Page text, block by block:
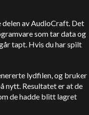
delen av AudioCraft. Det
som tar data og
tapt. Hvis du har spilt
lydfilen, og bruker
nytt. Resultatet er at de
de hadde blitt lagret